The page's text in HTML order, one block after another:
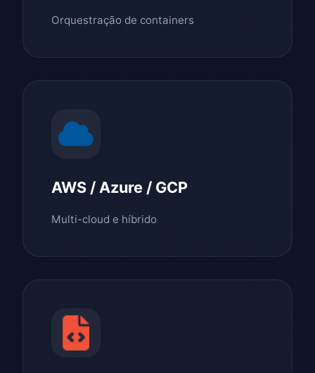
Orquestração de containers
AWS / Azure / GCP
Multi-cloud e híbrido